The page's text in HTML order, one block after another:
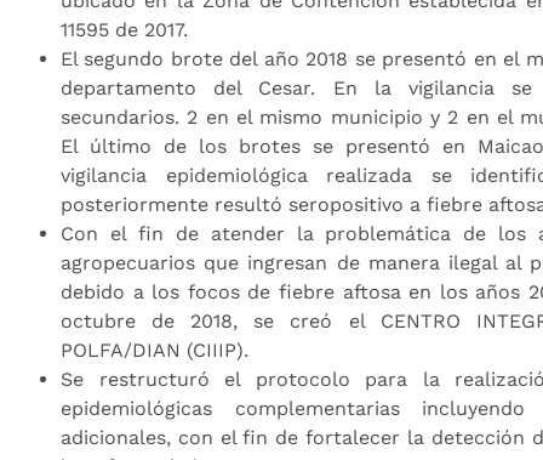
11595 de 2017.
El segundo brote del año 2018 se presentó en el
departamento del Cesar. En la vigilancia
secundarios. 2 en el mismo municipio y 2 en el
El último de los brotes se presentó en
vigilancia epidemiológica realizada se
posteriormente resultó seropositivo a fiebre
Con el fin de atender la problemática de los
agropecuarios que ingresan de manera ilegal al
debido a los focos de fiebre aftosa en los años
octubre de 2018, se creó el CENTRO
POLFA/DIAN (CIIIP).
Se restructuró el protocolo para la
epidemiológicas complementarias
adicionales, con el fin de fortalecer la detección